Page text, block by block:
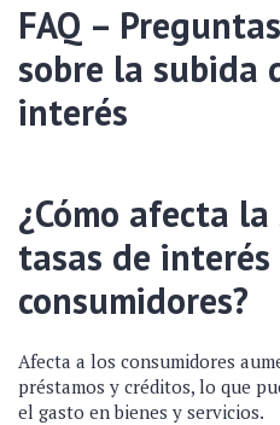
FAQ –
sobre la subida
interés
¿Cómo afecta
tasas de interés
consumidores?
Afecta a los consumidores
préstamos y créditos, lo que
el gasto en bienes y servicios.